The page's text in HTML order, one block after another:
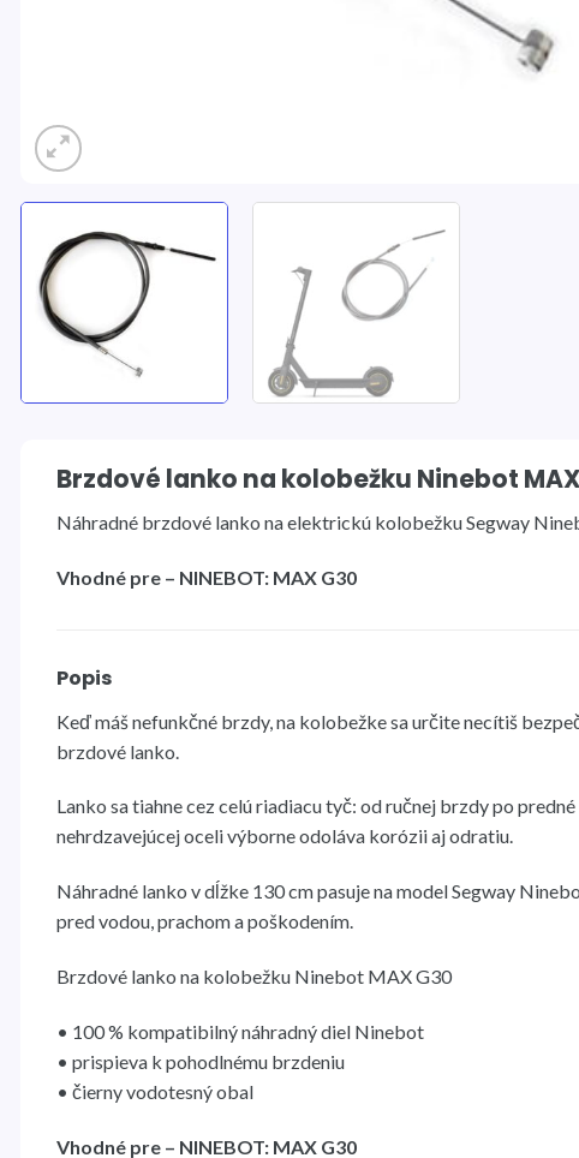
Brzdové lanko na kolobežku Ninebot
Náhradné brzdové lanko na elektrickú kolobežku Segway
Vhodné pre – NINEBOT: MAX G30
Popis
Keď máš nefunkčné brzdy, na kolobežke sa určite necítiš
brzdové lanko.
Lanko sa tiahne cez celú riadiacu tyč: od ručnej brzdy po
nehrdzavejúcej oceli výborne odoláva korózii aj odratiu.
Náhradné lanko v dĺžke 130 cm pasuje na model Segway
pred vodou, prachom a poškodením.
Brzdové lanko na kolobežku Ninebot MAX G30
• 100 % kompatibilný náhradný diel Ninebot
• prispieva k pohodlnému brzdeniu
• čierny vodotesný obal
Vhodné pre – NINEBOT: MAX G30